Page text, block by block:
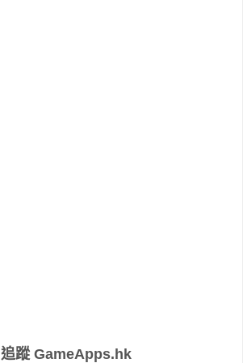
追蹤 GameApps.hk